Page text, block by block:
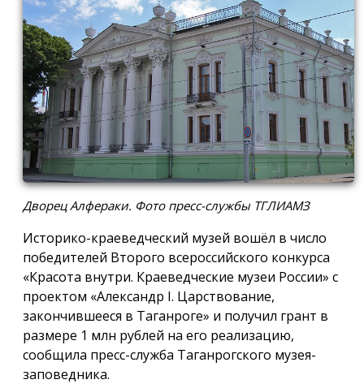
Дворец Алфераки. Фото пресс-службы ТГЛИАМЗ
Историко-краеведческий музей вошёл в число
победителей Второго всероссийского конкурса
«Красота внутри. Краеведческие музеи России» с
проектом «Александр I. Царствование,
закончившееся в Таганроге» и получил грант в
размере 1 млн рублей на его реализацию,
сообщила пресс-служба Таганрогского музея-
заповедника.